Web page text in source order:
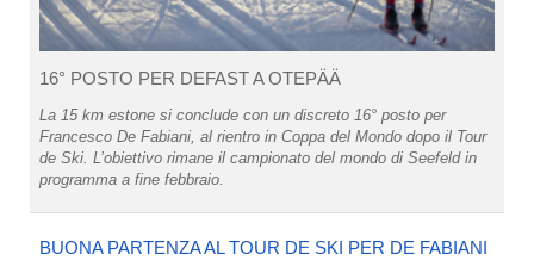
16° POSTO PER DEFAST A OTEPÄÄ
La 15 km estone si conclude con un discreto 16° posto per
Francesco De Fabiani, al rientro in Coppa del Mondo dopo il Tour
de Ski. L’obiettivo rimane il campionato del mondo di Seefeld in
programma a fine febbraio.
BUONA PARTENZA AL TOUR DE SKI PER DE FABIANI